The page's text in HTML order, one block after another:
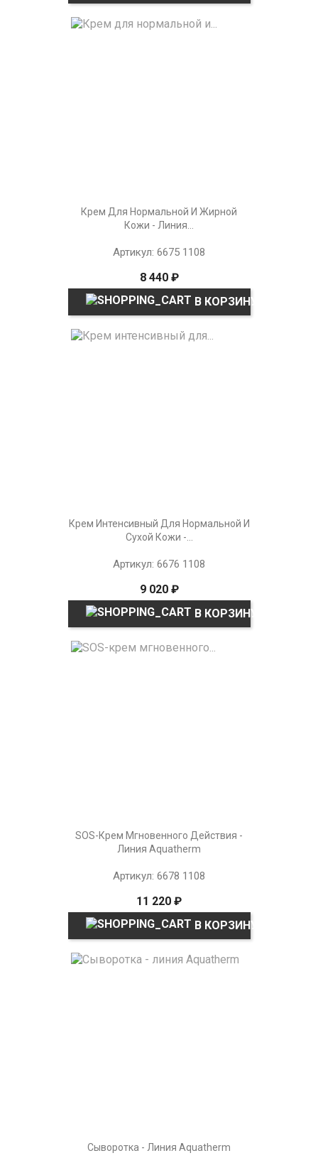
Крем Для Нормальной И Жирной
Кожи - Линия...
Артикул: 6675 1108
8 440 ₽
В КОРЗИНУ
Крем Интенсивный Для Нормальной И
Сухой Кожи -...
Артикул: 6676 1108
9 020 ₽
В КОРЗИНУ
SOS-Крем Мгновенного Действия -
Линия Aquatherm
Артикул: 6678 1108
11 220 ₽
В КОРЗИНУ
Сыворотка - Линия Aquatherm